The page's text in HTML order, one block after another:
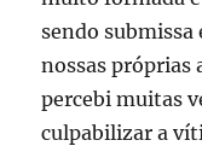
sendo
nossas próprias
percebi muitas
culpabilizar a